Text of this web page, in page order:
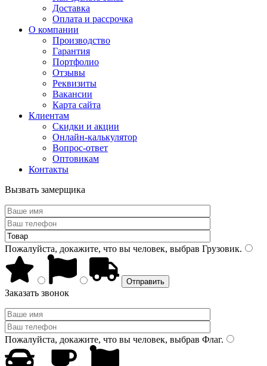
Доставка
Оплата и рассрочка
О компании
Производство
Гарантия
Портфолио
Отзывы
Реквизиты
Вакансии
Карта сайта
Клиентам
Скидки и акции
Онлайн-калькулятор
Вопрос-ответ
Оптовикам
Контакты
Вызвать замерщика
Пожалуйста, докажите, что вы человек, выбрав Грузовик.
Заказать звонок
Пожалуйста, докажите, что вы человек, выбрав Флаг.